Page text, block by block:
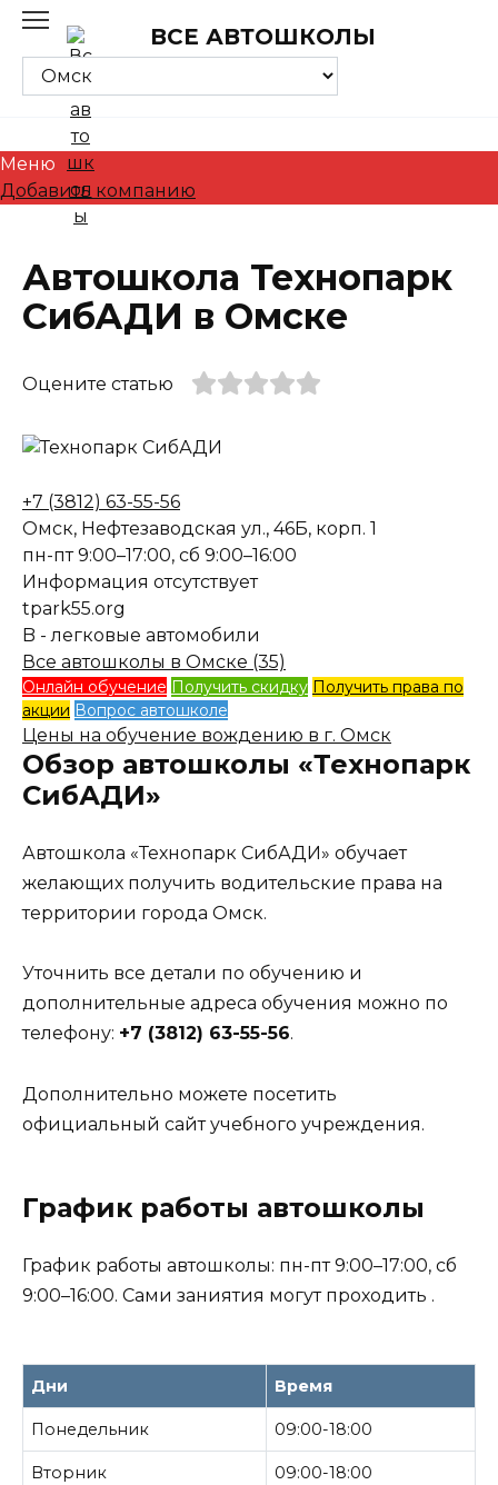
Skip
content
ВСЕ АВТОШКОЛЫ
Меню
Добавить компанию
Автошкола Технопарк
СибАДИ в Омске
Оцените статью
+7 (3812) 63-55-56
Омск, Нефтезаводская ул., 46Б, корп. 1
пн-пт 9:00–17:00, сб 9:00–16:00
Информация отсутствует
tpark55.org
B - легковые автомобили
Все автошколы в Омске (35)
Онлайн обучение Получить скидку Получить права по
акции Вопрос автошколе
Цены на обучение вождению в г. Омск
Обзор автошколы «Технопарк
СибАДИ»
Автошкола «Технопарк СибАДИ» обучает
желающих получить водительские права на
территории города Омск.
Уточнить все детали по обучению и
дополнительные адреса обучения можно по
телефону: +7 (3812) 63-55-56.
Дополнительно можете посетить
официальный сайт учебного учреждения.
График работы автошколы
График работы автошколы: пн-пт 9:00–17:00, сб
9:00–16:00. Сами заниятия могут проходить .
Дни Время
Понедельник 09:00-18:00
Вторник 09:00-18:00